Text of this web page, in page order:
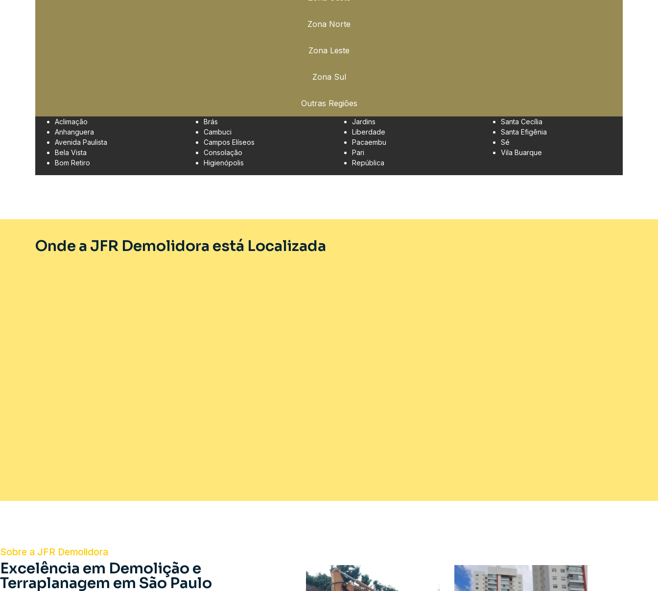
Zona Norte
Zona Leste
Zona Sul
Outras Regiões
Aclimação
Anhanguera
Avenida Paulista
Bela Vista
Bom Retiro
Brás
Cambuci
Campos Elíseos
Consolação
Higienópolis
Jardins
Liberdade
Pacaembu
Pari
República
Santa Cecília
Santa Efigênia
Sé
Vila Buarque
Onde a JFR Demolidora está Localizada
Sobre a JFR Demolidora
Excelência em Demolição e
Terraplanagem em São Paulo